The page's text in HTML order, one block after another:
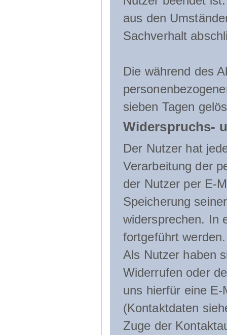
aus den
Sachverhalt
Die während des
sieben Tagen
Widerspruchs-
Der Nutzer hat
Verarbeitung der
der Nutzer per E-
Speicherung
widersprechen. In
fortgeführt werden.
Als Nutzer haben
Widerrufen oder
uns hierfür eine
(Kontaktdaten
Zuge der